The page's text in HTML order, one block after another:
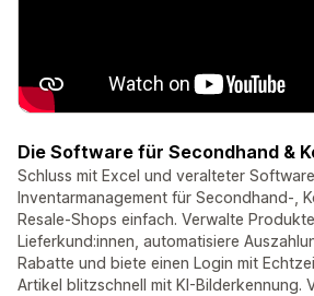
Die Software für Secondhand &
Schluss mit Excel und veralteter
Inventarmanagement für Secondhand-,
Resale-Shops einfach. Verwalte
Lieferkund:innen, automatisiere
Rabatte und biete einen Login mit
Artikel blitzschnell mit KI-Bilderkennung.